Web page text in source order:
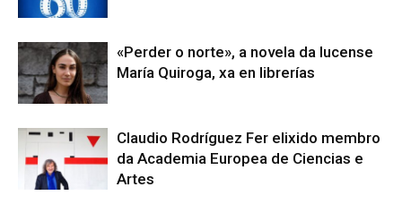
«Perder o norte», a novela da lucense
María Quiroga, xa en librerías
Claudio Rodríguez Fer elixido membro
da Academia Europea de Ciencias e
Artes